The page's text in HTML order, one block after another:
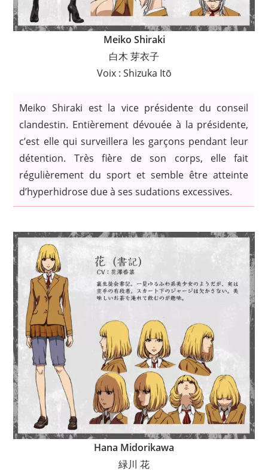
Meiko Shiraki
白木 芽衣子
Voix : Shizuka Itō
Meiko Shiraki est la vice présidente du conseil
clandestin. Entièrement dévouée à la présidente,
c’est elle qui surveillera les garçons pendant leur
détention. Très fière de son corps, elle fait
régulièrement du sport et semble être atteinte
d’hyperhidrose due à ses sudations excessives.
Hana Midorikawa
緑川 花